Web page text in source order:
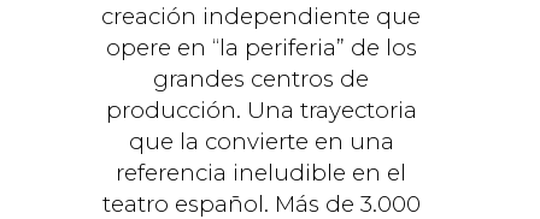
creación independiente que
opere en “la periferia” de los
grandes centros de
producción. Una trayectoria
que la convierte en una
referencia ineludible en el
teatro español. Más de 3.000